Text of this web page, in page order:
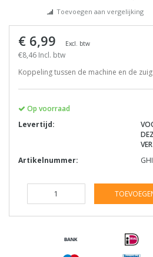
Toevoegen aan vergelijking
€ 6,99 Excl. btw
€8,46 Incl. btw
Koppeling tussen de machine en de
Op voorraad
Levertijd:
Artikelnummer: